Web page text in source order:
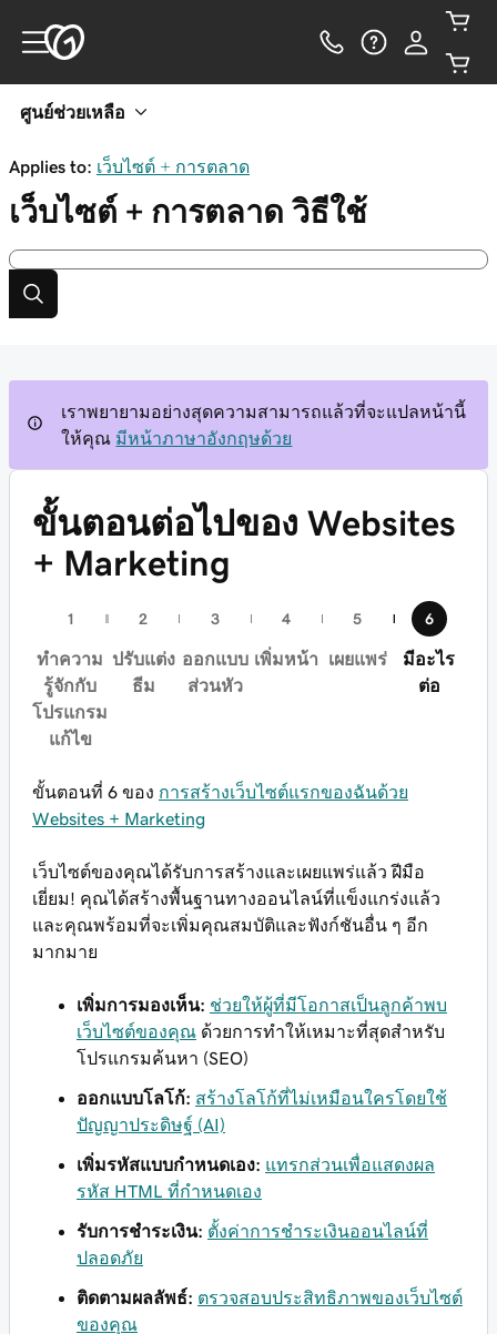
ศูนย์ช่วยเหลือ
Applies to: เว็บไซต์ + การตลาด
เว็บไซต์ + การตลาด วิธีใช้
เราพยายามอย่างสุดความสามารถแล้วที่จะแปลหน้านี้
ให้คุณ มีหน้าภาษาอังกฤษด้วย
ขั้นตอนต่อไปของ Websites
+ Marketing
ทำความ
รู้จักกับ
โปรแกรม
แก้ไข
ปรับแต่ง
ธีม
ออกแบบ
ส่วนหัว
เพิ่มหน้า เผยแพร่
มีอะไร
ต่อ
ขั้นตอนที่ 6 ของ การสร้างเว็บไซต์แรกของฉันด้วย
Websites + Marketing
เว็บไซต์ของคุณได้รับการสร้างและเผยแพร่แล้ว ฝีมือ
เยี่ยม! คุณได้สร้างพื้นฐานทางออนไลน์ที่แข็งแกร่งแล้ว
และคุณพร้อมที่จะเพิ่มคุณสมบัติและฟังก์ชันอื่น ๆ อีก
มากมาย
เพิ่มการมองเห็น: ช่วยให้ผู้ที่มีโอกาสเป็นลูกค้าพบ
เว็บไซต์ของคุณ ด้วยการทำให้เหมาะที่สุดสำหรับ
โปรแกรมค้นหา (SEO)
ออกแบบโลโก้: สร้างโลโก้ที่ไม่เหมือนใครโดยใช้
ปัญญาประดิษฐ์ (AI)
เพิ่มรหัสแบบกำหนดเอง: แทรกส่วนเพื่อแสดงผล
รหัส HTML ที่กำหนดเอง
รับการชำระเงิน: ตั้งค่าการชำระเงินออนไลน์ที่
ปลอดภัย
ติดตามผลลัพธ์: ตรวจสอบประสิทธิภาพของเว็บไซต์
ของคุณ